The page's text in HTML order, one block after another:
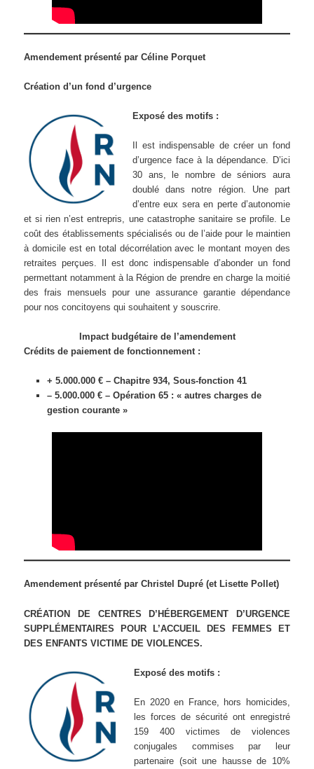
Amendement présenté par Céline Porquet
Création d’un fond d’urgence
Exposé des motifs :
Il est indispensable de créer un fond
d’urgence face à la dépendance. D’ici
30 ans, le nombre de séniors aura
doublé dans notre région. Une part
d’entre eux sera en perte d’autonomie
et si rien n’est entrepris, une catastrophe sanitaire se profile. Le
coût des établissements spécialisés ou de l’aide pour le maintien
à domicile est en total décorrélation avec le montant moyen des
retraites perçues. Il est donc indispensable d’abonder un fond
permettant notamment à la Région de prendre en charge la moitié
des frais mensuels pour une assurance garantie dépendance
pour nos concitoyens qui souhaitent y souscrire.
Impact budgétaire de l’amendement
Crédits de paiement de fonctionnement :
+ 5.000.000 € – Chapitre 934, Sous-fonction 41
– 5.000.000 € – Opération 65 : « autres charges de
gestion courante »
Amendement présenté par Christel Dupré (et Lisette Pollet)
CRÉATION DE CENTRES D’HÉBERGEMENT D’URGENCE
SUPPLÉMENTAIRES POUR L’ACCUEIL DES FEMMES ET
DES ENFANTS VICTIME DE VIOLENCES.
Exposé des motifs :
En 2020 en France, hors homicides,
les forces de sécurité ont enregistré
159 400 victimes de violences
conjugales commises par leur
partenaire (soit une hausse de 10%